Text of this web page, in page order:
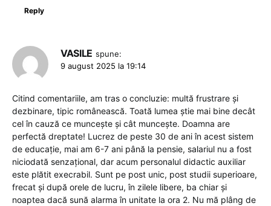
Reply
VASILE spune:
9 august 2025 la 19:14
Citind comentariile, am tras o concluzie: multă frustrare și
dezbinare, tipic românească. Toată lumea știe mai bine decât
cel în cauză ce muncește și cât muncește. Doamna are
perfectă dreptate! Lucrez de peste 30 de ani în acest sistem
de educație, mai am 6-7 ani până la pensie, salariul nu a fost
niciodată senzațional, dar acum personalul didactic auxiliar
este plătit execrabil. Sunt pe post unic, post studii superioare,
frecat și după orele de lucru, în zilele libere, ba chiar și
noaptea dacă sună alarma în unitate la ora 2. Nu mă plâng de